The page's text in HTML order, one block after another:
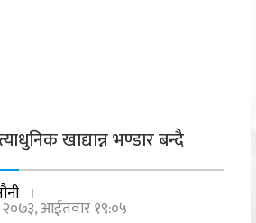
खाद्यान्न भण्डार बन्दै
आईतवार १९:०५